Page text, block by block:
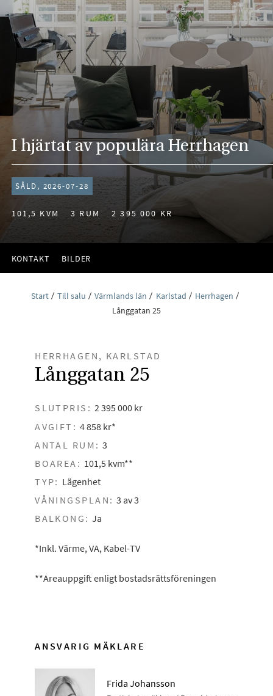
I hjärtat av populära Herrhagen
SÅLD, 2026-07-28
101,5 KVM 3 RUM 2 395 000 KR
KONTAKT BILDER
Start Till salu Värmlands län Karlstad
Herrhagen
Långgatan 25
HERRHAGEN, KARLSTAD
Långgatan 25
SLUTPRIS: 2 395 000 kr
AVGIFT: 4 858 kr*
ANTAL RUM: 3
BOAREA: 101,5 kvm**
TYP: Lägenhet
VÅNINGSPLAN: 3 av 3
BALKONG: Ja
*Inkl. Värme, VA, Kabel-TV
**Areauppgift enligt bostadsrättsföreningen
ANSVARIG MÄKLARE
Frida Johansson